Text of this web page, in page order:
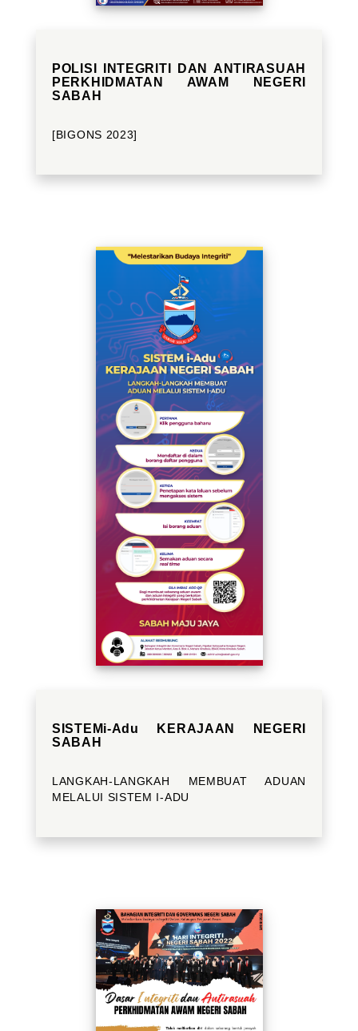
POLISI INTEGRITI DAN ANTIRASUAH
PERKHIDMATAN AWAM NEGERI
SABAH
[BIGONS 2023]
SISTEMi-Adu KERAJAAN NEGERI
SABAH
LANGKAH-LANGKAH MEMBUAT ADUAN
MELALUI SISTEM I-ADU